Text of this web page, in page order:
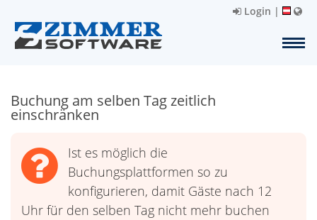
Login |
Buchung am selben Tag zeitlich
einschränken
Ist es möglich die
Buchungsplattformen so zu
konfigurieren, damit Gäste nach 12
Uhr für den selben Tag nicht mehr buchen